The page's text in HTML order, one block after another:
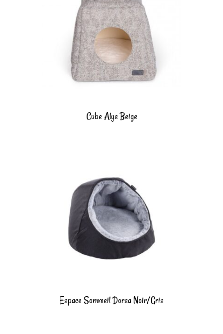
Cube Alys Beige
Espace Sommeil Dorsa Noir/Gris